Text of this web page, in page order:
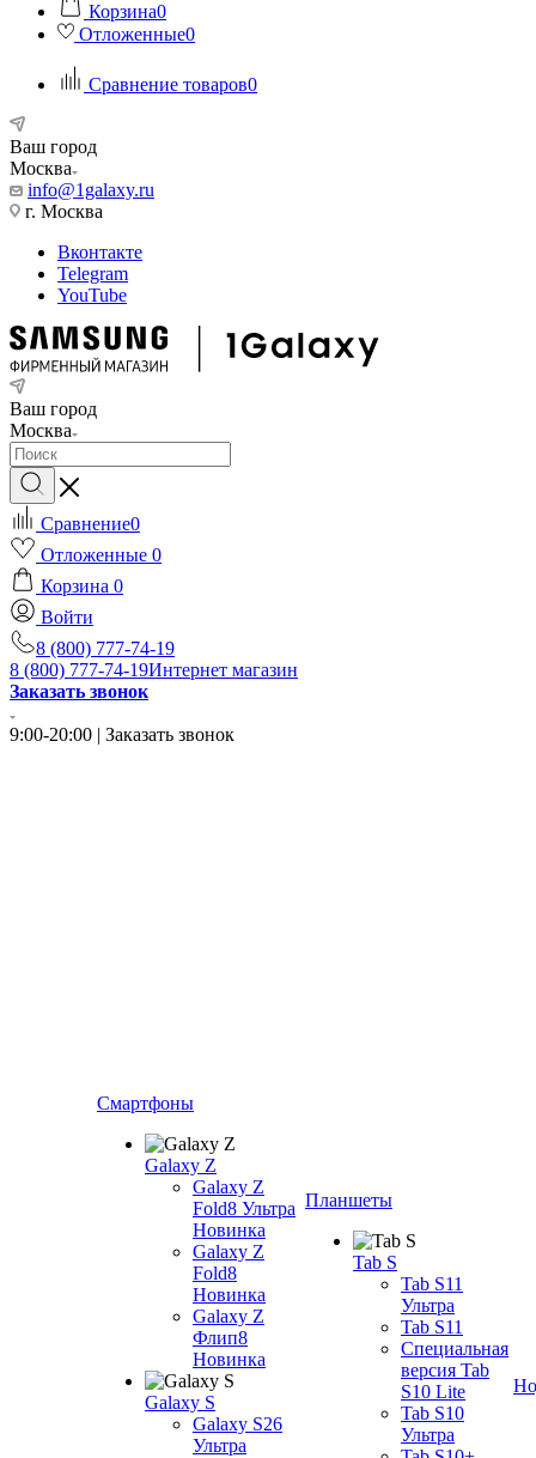
Корзина0
Отложенные0
Сравнение товаров0
Ваш город
Москва
info@1galaxy.ru
г. Москва
Вконтакте
Telegram
YouTube
Ваш город
Москва
Сравнение0
Отложенные 0
Корзина 0
Войти
8 (800) 777-74-19
8 (800) 777-74-19Интернет магазин
Заказать звонок
9:00-20:00 | Заказать звонок
Смартфоны
Galaxy Z
Galaxy Z
Fold8 Ультра
Новинка
Galaxy Z
Fold8
Новинка
Galaxy Z
Флип8
Новинка
Galaxy S
Galaxy S26
Ультра
Планшеты
Tab S
Tab S11
Ультра
Tab S11
Специальная
версия Tab
S10 Lite
Tab S10
Ультра